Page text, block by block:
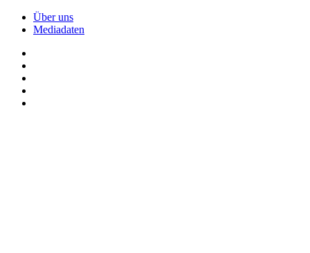
Über uns
Mediadaten